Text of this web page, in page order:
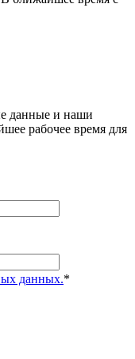
данные и наши
рабочее время для
данных.*